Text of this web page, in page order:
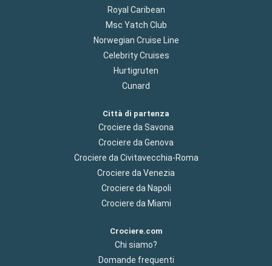
Royal Caribean
Msc Yatch Club
Norwegian Cruise Line
Celebrity Cruises
Hurtigruten
Cunard
Città di partenza
Crociere da Savona
Crociere da Genova
Crociere da Civitavecchia-Roma
Crociere da Venezia
Crociere da Napoli
Crociere da Miami
Crociere.com
Chi siamo?
Domande frequenti